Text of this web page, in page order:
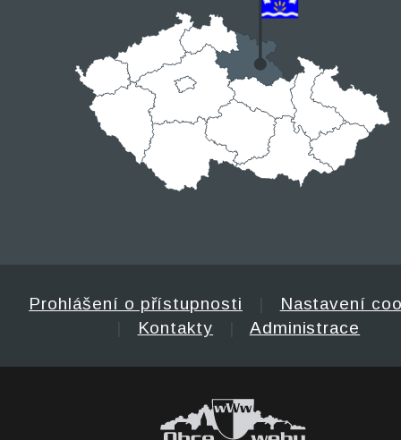
Prohlášení o přístupnosti
Nastavení
Kontakty Administrace